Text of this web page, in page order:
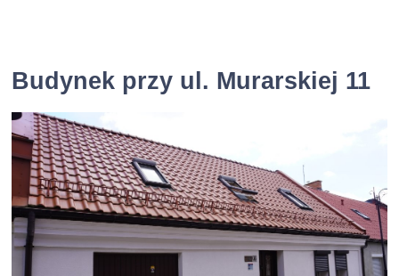
Budynek przy ul. Murarskiej 11